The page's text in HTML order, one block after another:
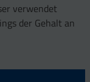
verwendet
der Gehalt an